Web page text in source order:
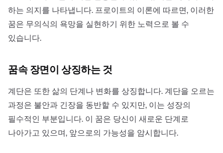
하는 의지를 나타냅니다. 프로이트의 이론에 따르면, 이러한
꿈은 무의식의 욕망을 실현하기 위한 노력으로 볼 수
있습니다.
꿈속 장면이 상징하는 것
계단은 또한 삶의 단계나 변화를 상징합니다. 계단을 오르는
과정은 불안과 긴장을 동반할 수 있지만, 이는 성장의
필수적인 부분입니다. 이 꿈은 당신이 새로운 단계로
나아가고 있으며, 앞으로의 가능성을 암시합니다.